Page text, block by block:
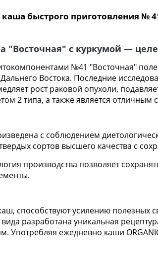
быстрого приготовления №
"Восточная" с куркумой —
№41 "Восточная"
Востока. Последние
рост раковой опухоли,
2 типа, а также является отличным
с соблюдением
сортов высшего качества с
производства позволяет
способствуют усилению полезных
разработана уникальная
Употребляя ежедневно каши